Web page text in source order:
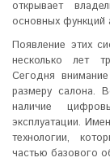
открывает
основных функций
Появление этих
несколько лет
Сегодня
размеру салона.
наличие
эксплуатации.
технологии,
частью базового